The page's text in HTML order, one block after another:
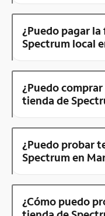
¿Puedo pagar
Spectrum local
¿Puedo
tienda de
¿Puedo probar
Spectrum en
¿Cómo puedo